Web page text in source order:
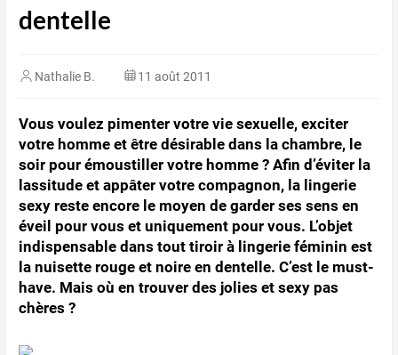
dentelle
Nathalie B. 11 août 2011
Vous voulez pimenter votre vie sexuelle, exciter
votre homme et être désirable dans la chambre, le
soir pour émoustiller votre homme ? Afin d’éviter la
lassitude et appâter votre compagnon, la lingerie
sexy reste encore le moyen de garder ses sens en
éveil pour vous et uniquement pour vous. L’objet
indispensable dans tout tiroir à lingerie féminin est
la nuisette rouge et noire en dentelle. C’est le must-
have. Mais où en trouver des jolies et sexy pas
chères ?